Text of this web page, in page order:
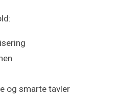
og smarte tavler